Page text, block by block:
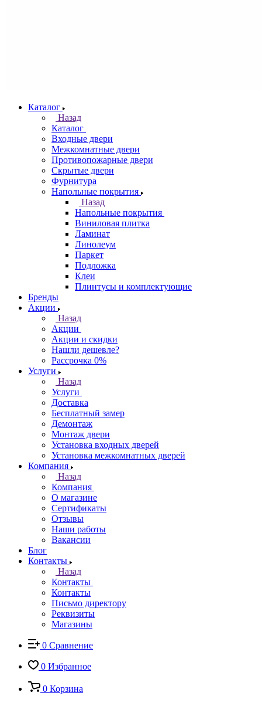
Каталог
Назад
Каталог
Входные двери
Межкомнатные двери
Противопожарные двери
Скрытые двери
Фурнитура
Напольные покрытия
Назад
Напольные покрытия
Виниловая плитка
Ламинат
Линолеум
Паркет
Подложка
Клеи
Плинтусы и комплектующие
Бренды
Акции
Назад
Акции
Акции и скидки
Нашли дешевле?
Рассрочка 0%
Услуги
Назад
Услуги
Доставка
Бесплатный замер
Демонтаж
Монтаж двери
Установка входных дверей
Установка межкомнатных дверей
Компания
Назад
Компания
О магазине
Сертификаты
Отзывы
Наши работы
Вакансии
Блог
Контакты
Назад
Контакты
Контакты
Письмо директору
Реквизиты
Магазины
0 Сравнение
0 Избранное
0 Корзина